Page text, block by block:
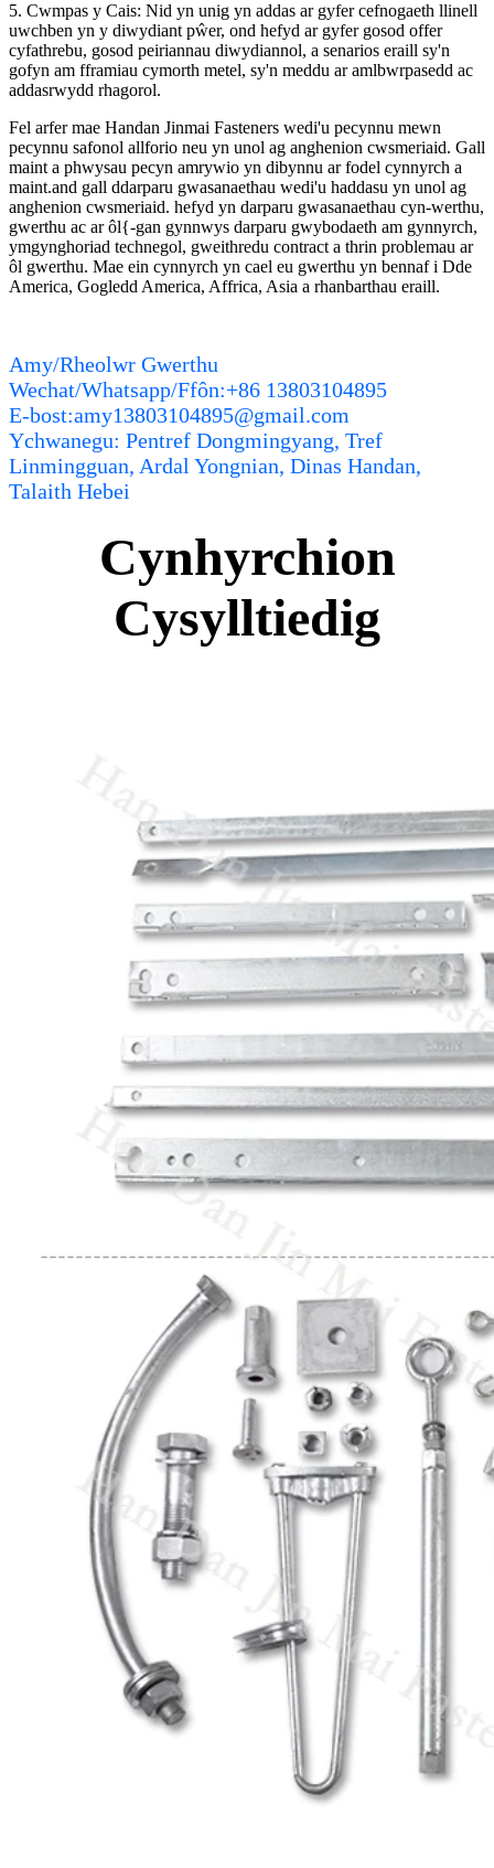
5. Cwmpas y Cais: Nid yn unig yn addas ar gyfer cefnogaeth llinell
uwchben yn y diwydiant pŵer, ond hefyd ar gyfer gosod offer
cyfathrebu, gosod peiriannau diwydiannol, a senarios eraill sy'n
gofyn am fframiau cymorth metel, sy'n meddu ar amlbwrpasedd ac
addasrwydd rhagorol.
Fel arfer mae Handan Jinmai Fasteners wedi'u pecynnu mewn
pecynnu safonol allforio neu yn unol ag anghenion cwsmeriaid. Gall
maint a phwysau pecyn amrywio yn dibynnu ar fodel cynnyrch a
maint.and gall ddarparu gwasanaethau wedi'u haddasu yn unol ag
anghenion cwsmeriaid. hefyd yn darparu gwasanaethau cyn-werthu,
gwerthu ac ar ôl{-gan gynnwys darparu gwybodaeth am gynnyrch,
ymgynghoriad technegol, gweithredu contract a thrin problemau ar
ôl gwerthu. Mae ein cynnyrch yn cael eu gwerthu yn bennaf i Dde
America, Gogledd America, Affrica, Asia a rhanbarthau eraill.
Amy/Rheolwr Gwerthu
Wechat/Whatsapp/Ffôn:+86 13803104895
E-bost:amy13803104895@gmail.com
Ychwanegu: Pentref Dongmingyang, Tref
Linmingguan, Ardal Yongnian, Dinas Handan,
Talaith Hebei
Cynhyrchion
Cysylltiedig